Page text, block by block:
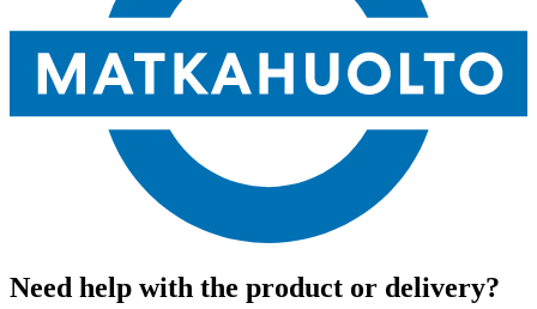
Need help with the product or delivery?